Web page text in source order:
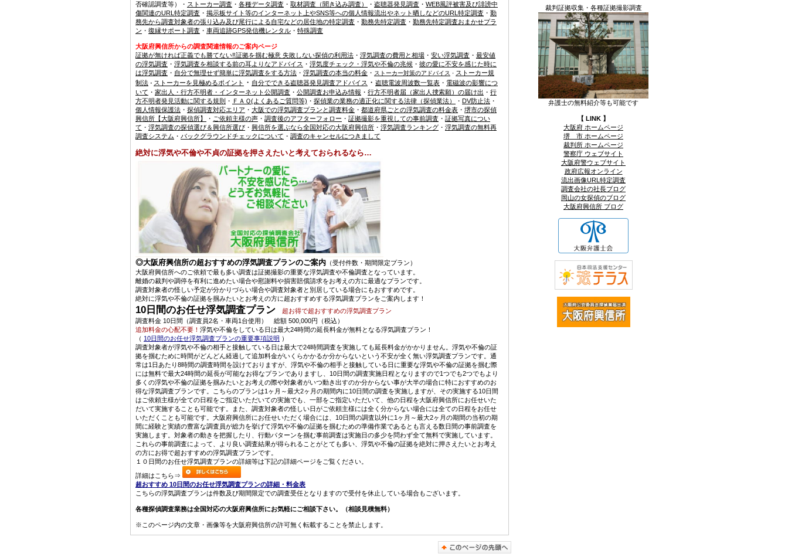
否確認調査等）・ ストーカー調査 ・ 各種データ調査 ・ 取材調査（聞き込み調査） ・ 盗聴器発見調査 ・ WEB風評被害及び誹謗中
傷関連のURL特定調査 ・ 掲示板サイト等のインターネット上やSNS等への個人情報流出やネット晒しなどのURL特定調査 ・ 勤
務先から調査対象者の張り込み及び尾行による自宅などの居住地の特定調査 ・ 勤務先特定調査 ・ 勤務先特定調査おまかせプラ
ン ・ 復縁サポート調査 ・ 車両追跡GPS発信機レンタル ・ 特殊調査
大阪府興信所からの調査関連情報のご案内ページ
証拠が無ければ正義でも勝てない‼証拠を掴む極意 失敗しない探偵の利用法 ・ 浮気調査の費用と相場 ・ 安い浮気調査 ・ 最安値
の浮気調査 ・ 浮気調査を相談する前の耳よりなアドバイス ・ 浮気度チェック・浮気や不倫の兆候 ・ 彼の愛に不安を感じた時に
は浮気調査 ・ 自分で無理せず簡単に浮気調査をする方法 ・ 浮気調査の本当の料金 ・ ストーカー対策のアドバイス ・ ストーカー規
制法 ・ ストーカーを見極めるポイント ・ 自分でできる盗聴器発見調査アドバイス ・ 盗聴電波周波数一覧表 ・ 電磁波の影響につ
いて ・ 家出人・行方不明者・インターネット公開調査 ・ 公開調査お申込み情報 ・ 行方不明者届（家出人捜索願）の届け出 ・ 行
方不明者発見活動に関する規則 ・ ＦＡＱ(よくあるご質問等) ・ 探偵業の業務の適正化に関する法律（探偵業法） ・ DV防止法 ・
個人情報保護法 ・ 探偵調査対応エリア ・ 大阪での浮気調査プランと調査料金 ・ 都道府県ごとの浮気調査の料金表 ・ 堺市の探偵
興信所【大阪府興信所】
・ ご依頼主様の声 ・ 調査後のアフターフォロー ・ 証拠撮影を重視しての事前調査 ・ 証拠写真につい
て ・ 浮気調査の探偵選び＆興信所選び ・ 興信所を選ぶなら全国対応の大阪府興信所 ・ 浮気調査ランキング ・ 浮気調査の無料再
調査システム ・ バックグラウンドチェックについて ・ 調査のキャンセルにつきまして
絶対に浮気や不倫や不貞の証拠を押さえたいと考えておられるなら…
◎大阪府興信所の超おすすめの浮気調査プランのご案内 （受付件数・期間限定プラン）
大阪府興信所へのご依頼で最も多い調査は証拠撮影の重要な浮気調査や不倫調査となっています。
離婚の裁判や調停を有利に進めたい場合や慰謝料や損害賠償請求をお考えの方に最適なプランです。
調査対象者の怪しい予定が分かりづらい場合や調査対象者と別居している場合にもおすすめです。
絶対に浮気や不倫の証拠を掴みたいとお考えの方に超おすすめする浮気調査プランをご案内します！
10日間のお任せ浮気調査プラン
超お得で超おすすめの浮気調査プラン
調査料金 10日間（調査員2名・車両1台使用） 総額 500,000円（税込）
追加料金の心配不要！ 浮気や不倫をしている日は最大24時間の延長料金が無料となる浮気調査プラン！
（ 10日間のお任せ浮気調査プランの重要事項説明 ）
調査対象者が浮気や不倫の相手と接触している日は最大で24時間調査を実施しても延長料金がかかりません。浮気や不倫の証
拠を掴むために時間がどんどん経過して追加料金がいくらかかるか分からないという不安が全く無い浮気調査プランです。通
常は1日あたり8時間の調査時間を設けておりますが、浮気や不倫の相手と接触している日に重要な浮気や不倫の証拠を掴む際
には無料で最大24時間の延長が可能なお得なプランでありますし、10日間の調査実施日程となりますので1つでも2つでもより
多くの浮気や不倫の証拠を掴みたいとお考えの際や対象者がいつ動き出すのか分からない事が大半の場合に特におすすめのお
得な浮気調査プランです。こちらのプランは1ヶ月～最大2ヶ月の期間内に10日間の調査を実施しますが、その実施する10日間
はご依頼主様が全ての日程をご指定いただいての実施でも、一部をご指定いただいて、他の日程を大阪府興信所にお任せいた
だいて実施することも可能です。また、調査対象者の怪しい日がご依頼主様には全く分からない場合には全ての日程をお任せ
いただくことも可能です。大阪府興信所にお任せいただく場合には、10日間の調査以外に1ヶ月～最大2ヶ月の期間の当初の期
間に経験と実績の豊富な調査員が総力を挙げて浮気や不倫の証拠を掴むための準備作業であるとも言える数日間の事前調査を
実施します。対象者の動きを把握したり、行動パターンを掴む事前調査は実施日の多少を問わず全て無料で実施しています。
これらの事前調査によって、より良い調査結果が得られることがとても多い、浮気や不倫の証拠を絶対に押さえたいとお考え
の方にお得で超おすすめの浮気調査プランです。
１０日間のお任せ浮気調査プランの詳細等は下記の詳細ページをご覧ください。
詳細はこちら⇒
超おすすめ 10日間のお任せ浮気調査プランの詳細・料金表
こちらの浮気調査プランは件数及び期間限定での調査受任となりますので受付を休止している場合もございます。
各種探偵調査業務は全国対応の大阪府興信所にお気軽にご相談下さい。（相談見積無料）
※このページ内の文章・画像等を大阪府興信所の許可無く転載することを禁止します。
裁判証拠収集・各種証拠撮影調査
弁護士の無料紹介等も可能です
【 LINK 】
大阪府 ホームページ
堺 市 ホームページ
裁判所 ホームページ
警察庁 ウェブサイト
大阪府警ウェブサイト
政府広報オンライン
流出画像URL特定調査
調査会社の社長ブログ
岡山の女探偵のブログ
大阪府興信所 ブログ